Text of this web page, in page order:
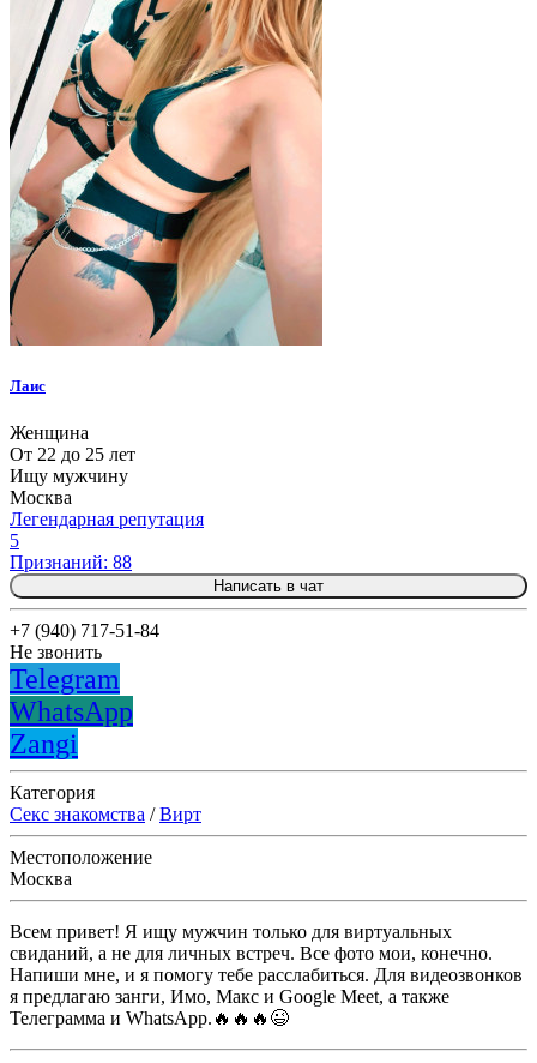
Лаис
Женщина
От 22 до 25 лет
Ищу мужчину
Москва
Легендарная репутация
5
Признаний: 88
Написать в чат
+7 (940) 717-51-84
Не звонить
Telegram
WhatsApp
Zangi
Категория
Секс знакомства /Вирт
Местоположение
Москва
Всем привет! Я ищу мужчин только для виртуальных
свиданий, а не для личных встреч. Все фото мои, конечно.
Напиши мне, и я помогу тебе расслабиться. Для видеозвонков
я предлагаю занги, Имо, Макс и Google Meet, а также
Телеграмма и WhatsApp.🔥🔥🔥😉